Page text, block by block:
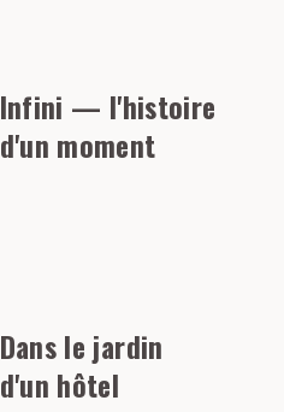
Infini — l'histoire
d'un moment
Dans le jardin
d'un hôtel